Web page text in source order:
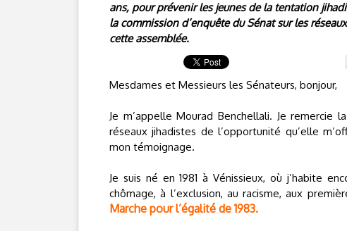
ans, pour prévenir les jeunes de la tentation
la commission d’enquête du Sénat sur les
cette assemblée.
Mesdames et Messieurs les Sénateurs, bonjour,
Je m’appelle Mourad Benchellali. Je
réseaux jihadistes de l’opportunité qu’elle
mon témoignage.
Je suis né en 1981 à Vénissieux, où j’habite
chômage, à l’exclusion, au racisme, aux
Marche pour l’égalité de 1983.